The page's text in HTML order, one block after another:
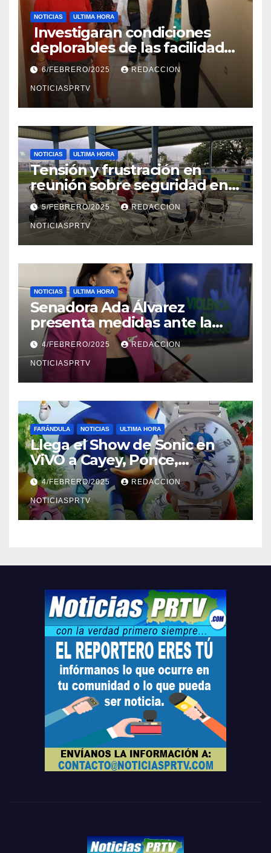
NOTICIAS ULTIMA HORA
Investigaran condiciones
deplorables de las facilidades
el Departamento de la Salud
en Mayagüez
6/FEBRERO/2025 REDACCION
NOTICIASPRTV
NOTICIAS ULTIMA HORA
Tensión y frustración en
reunión sobre seguridad en
Reparto Metropolitano
5/FEBRERO/2025 REDACCION
NOTICIASPRTV
NOTICIAS ULTIMA HORA
Senadora Ada Álvarez
presenta medidas ante la
violencia en el noviazgo
4/FEBRERO/2025 REDACCION
NOTICIASPRTV
FARÁNDULA NOTICIAS ULTIMA HORA
Llega el Show de Sonic en
ViVO a Cayey, Ponce,
Barceloneta y Humacao,
Relojes gratis para el que
compre ahora….
4/FEBRERO/2025 REDACCION
NOTICIASPRTV